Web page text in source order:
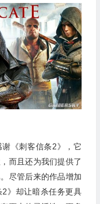
《刺客信条2》，它
而且还为我们提供了
尽管后来的作品增加
》却让暗杀任务更具